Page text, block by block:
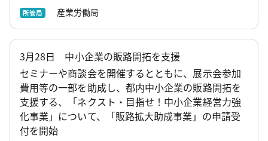
所管局 産業労働局
3月28日 中小企業の販路開拓を支援
セミナーや商談会を開催するとともに、展示会参加
費用等の一部を助成し、都内中小企業の販路開拓を
支援する、「ネクスト・目指せ！中小企業経営力強
化事業」について、「販路拡大助成事業」の申請受
付を開始